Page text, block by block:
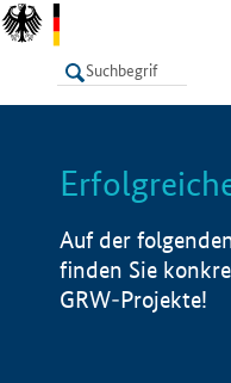
LISTE
Auf der
finden Sie
GRW-Projekte!